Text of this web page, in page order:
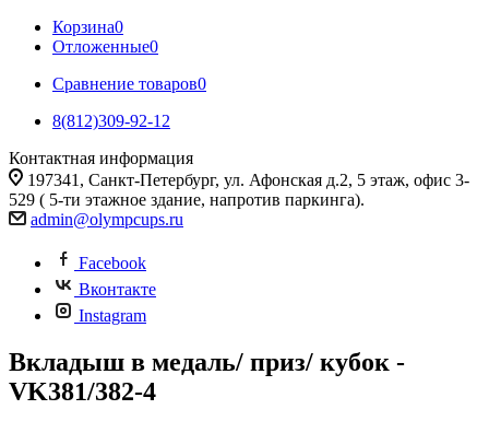
Корзина0
Отложенные0
Сравнение товаров0
8(812)309-92-12
Контактная информация
197341, Санкт-Петербург, ул. Афонская д.2, 5 этаж, офис 3-
529 ( 5-ти этажное здание, напротив паркинга).
admin@olympcups.ru
Facebook
Вконтакте
Instagram
Вкладыш в медаль/ приз/ кубок -
VK381/382-4